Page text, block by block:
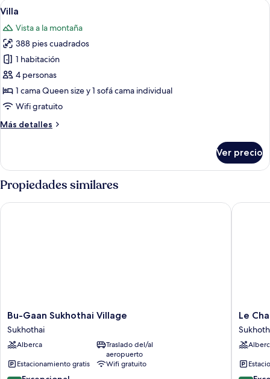
vista
la
montaña
Abrir
todas
las
fotos
de
Villa
Una habitación con techo inclinado,
15
Villa
Vista a la montaña
388 pies cuadrados
1 habitación
4 personas
1 cama Queen size y 1 sofá cama individual
Wifi gratuito
Más detalles
Más
Ver precio
Propiedades similares
Bu-
Gaan
Sukhothai
Village
Bu-Gaan Sukhothai Village
Sukhothai
Alberca
Traslado del/al
aeropuerto
Estacionamiento gratis
Wifi gratuito
Bu-Gaan Sukhothai Village
Le
Charme
Resort
Le
Le